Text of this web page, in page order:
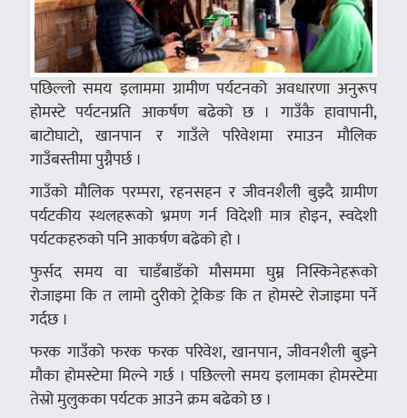
पछिल्लो समय इलाममा ग्रामीण पर्यटनको अवधारणा अनुरूप
होमस्टे पर्यटनप्रति आकर्षण बढेको छ । गाउँकै हावापानी,
बाटोघाटो, खानपान र गाउँले परिवेशमा रमाउन मौलिक
गाउँबस्तीमा पुग्नैपर्छ ।
गाउँको मौलिक परम्परा, रहनसहन र जीवनशैली बुझ्दै ग्रामीण
पर्यटकीय स्थलहरूको भ्रमण गर्न विदेशी मात्र होइन, स्वदेशी
पर्यटकहरुको पनि आकर्षण बढेको हो ।
फुर्सद समय वा चाडँबाडँको मौसममा घुम्न निस्किनेहरूको
रोजाइमा कि त लामो दुरीको ट्रेकिङ कि त होमस्टे रोजाइमा पर्ने
गर्दछ ।
फरक गाउँको फरक फरक परिवेश, खानपान, जीवनशैली बुझ्ने
मौका होमस्टेमा मिल्ने गर्छ । पछिल्लो समय इलामका होमस्टेमा
तेस्रो मुलुकका पर्यटक आउने क्रम बढेको छ ।